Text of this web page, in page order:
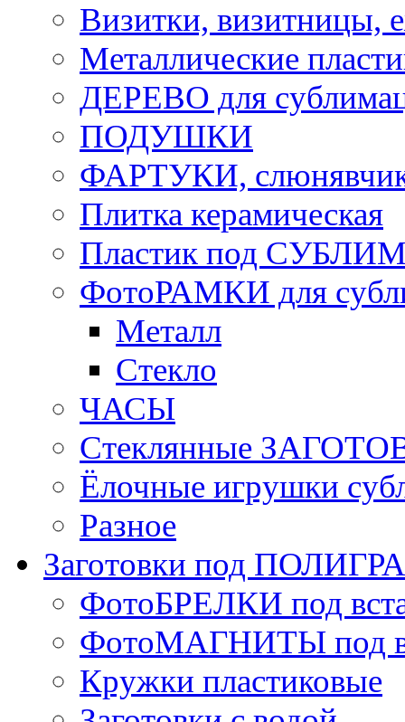
Визитки, визитницы,
Металлические
ДЕРЕВО для
ПОДУШКИ
ФАРТУКИ,
Плитка керамическая
Пластик под
ФотоРАМКИ для
Металл
Стекло
ЧАСЫ
Стеклянные
Ёлочные игрушки
Разное
Заготовки под
ФотоБРЕЛКИ под
ФотоМАГНИТЫ под
Кружки пластиковые